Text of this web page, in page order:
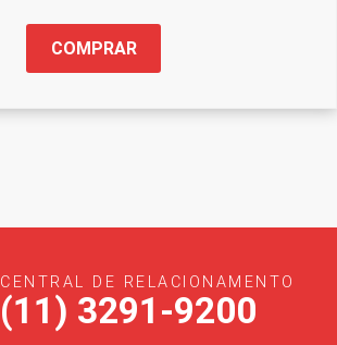
COMPRAR
CENTRAL DE RELACIONAMENTO
(11) 3291-9200